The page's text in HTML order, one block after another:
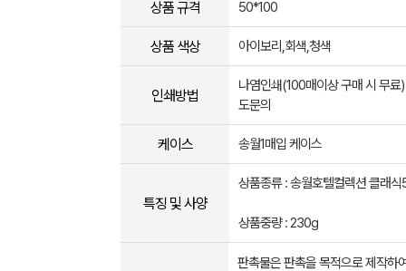
상품 규격 50*100
상품 색상 아이보리,회색,청색
인쇄방법
나염인쇄(100매이상 구매 시 무료
도문의
케이스 송월1매입 케이스
특징 및 사양
상품종류 : 송월호텔컬렉션 클래
상품중량 : 230g
판촉물은 판촉을 목적으로 제작하